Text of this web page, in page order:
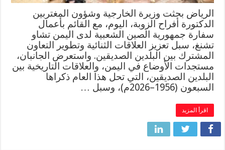
الرياض بحثت وزيرة الخارجية وشؤون المغتربين
الدكتورة أفراح الزوبة، اليوم، مع القائم بأعمال
سفارة جمهورية الصين الشعبية لدى اليمن تشاو
تشنغ، سبل تعزيز العلاقات الثنائية وتطوير التعاون
المشترك بين البلدين الصديقين. واستعرض الجانبان،
مستجدات الأوضاع في اليمن، والعلاقات التاريخية بين
البلدين الصديقين، التي تحل هذا العام ذكراها
السبعون (1956–2026م)، وسبل …
اقرأ المزيد